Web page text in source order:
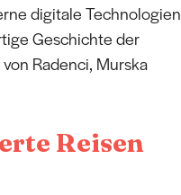
digitale Technologien
Geschichte der
Radenci, Murska
Reisen